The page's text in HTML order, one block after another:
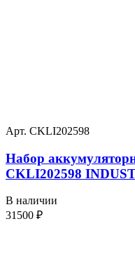
Арт. CKLI202598
Набор
CKLI202598
В наличии
31500 ₽